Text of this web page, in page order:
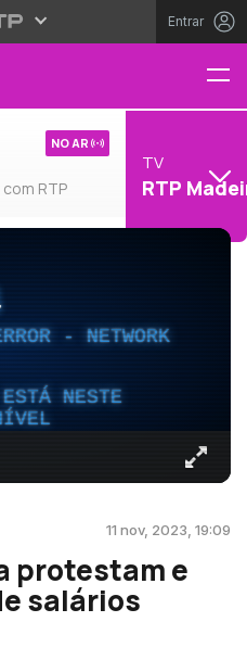
Entrar
RTP
NO AR
TV
RTP
- NETWORK
NESTE
11 nov, 2023, 19:09
protestam e
salários